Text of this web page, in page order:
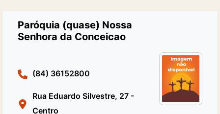
Paróquia (quase) Nossa
Senhora da Conceicao
(84) 36152800
Rua Eduardo Silvestre, 27 -
Centro